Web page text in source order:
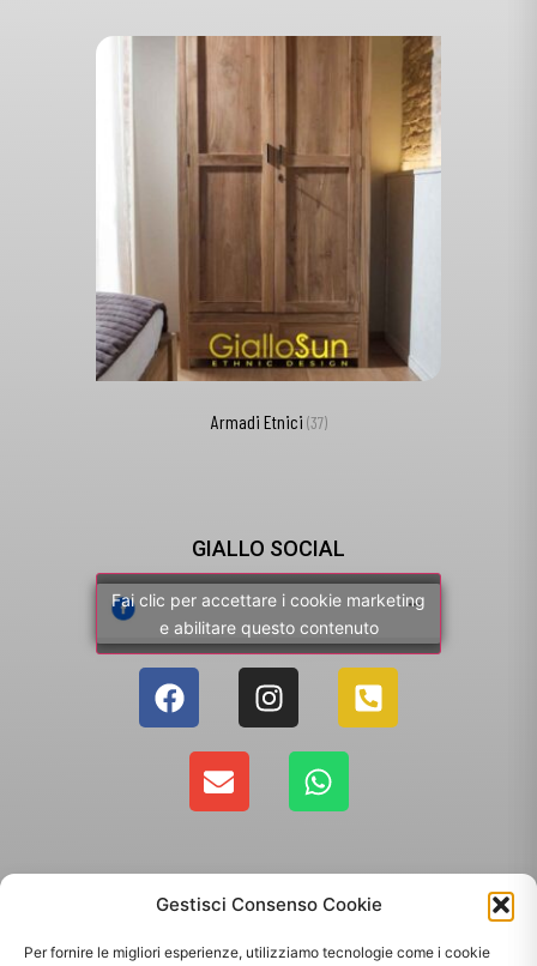
Gestisci Consenso Cookie
Per fornire le migliori esperienze, utilizziamo tecnologie come i cookie
Armadi Etnici (37)
GIALLO SOCIAL
Fai clic per accettare i cookie marketing
e abilitare questo contenuto